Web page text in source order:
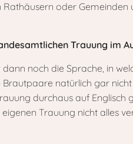
oder
Trauung im
dann noch die Sprache, in
Brautpaare natürlich gar nicht
durchaus auf
eigenen Trauung nicht alles